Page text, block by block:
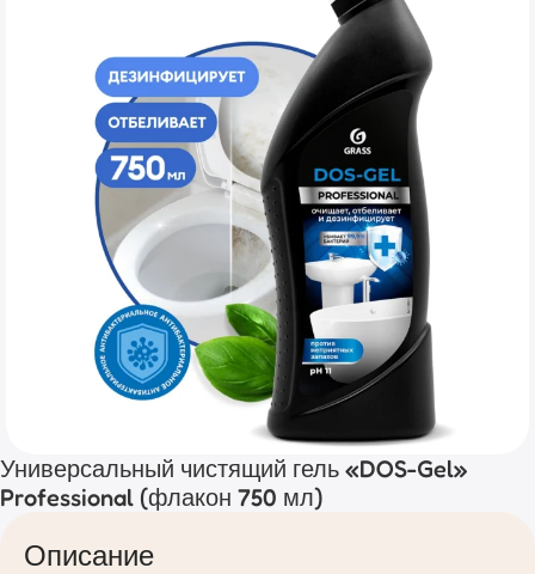
Универсальный чистящий гель «DOS-Gel»
Professional (флакон 750 мл)
Описание